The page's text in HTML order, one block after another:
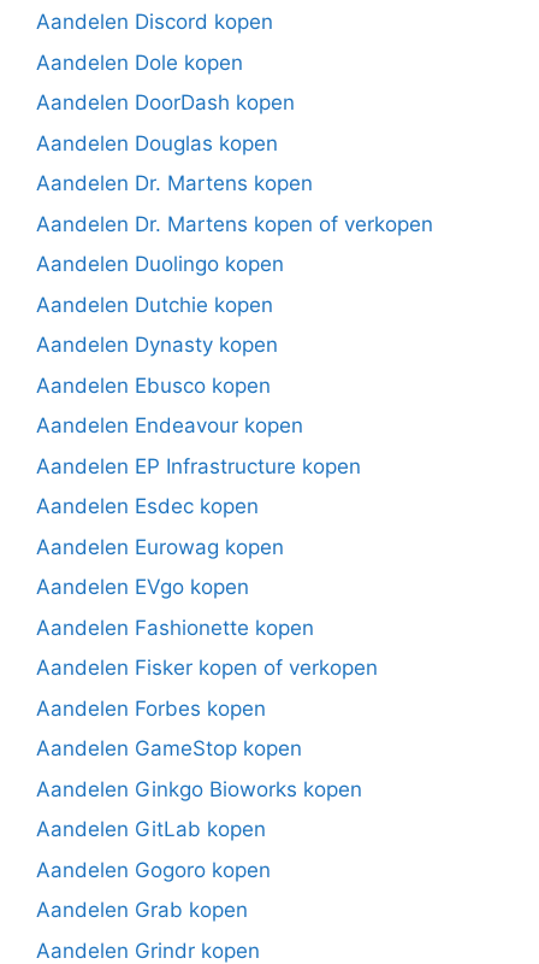
Aandelen Discord kopen
Aandelen Dole kopen
Aandelen DoorDash kopen
Aandelen Douglas kopen
Aandelen Dr. Martens kopen
Aandelen Dr. Martens kopen of verkopen
Aandelen Duolingo kopen
Aandelen Dutchie kopen
Aandelen Dynasty kopen
Aandelen Ebusco kopen
Aandelen Endeavour kopen
Aandelen EP Infrastructure kopen
Aandelen Esdec kopen
Aandelen Eurowag kopen
Aandelen EVgo kopen
Aandelen Fashionette kopen
Aandelen Fisker kopen of verkopen
Aandelen Forbes kopen
Aandelen GameStop kopen
Aandelen Ginkgo Bioworks kopen
Aandelen GitLab kopen
Aandelen Gogoro kopen
Aandelen Grab kopen
Aandelen Grindr kopen